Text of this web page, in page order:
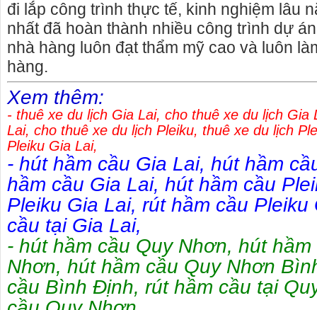
đi lắp công trình thực tế, kinh nghiệm lâu
nhất đã hoàn thành nhiều công trình dự
nhà hàng luôn đạt thẩm mỹ cao và luôn
hàng.
Xem thêm:
- thuê xe du lịch Gia Lai, cho thuê xe du lịch Gia
Lai, cho thuê xe du lịch Pleiku, thuê xe du lịch
Pleiku Gia Lai,
- hút hầm cầu Gia Lai, hút hầm
hầm cầu Gia Lai, hút hầm cầu
Pleiku Gia Lai, rút hầm cầu Pleiku
cầu tại Gia Lai,
- hút hầm cầu Quy Nhơn, hút hầm
Nhơn, hút hầm cầu Quy Nhơn
cầu Bình Định, rút hầm cầu tại